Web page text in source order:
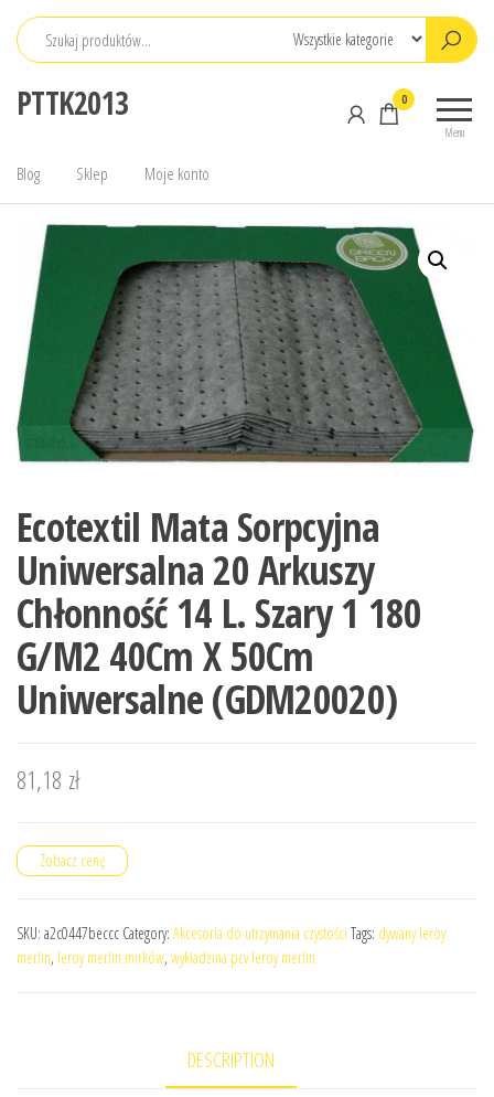
Przejdź
PTTK2013
Menu
0
Blog Sklep Moje konto
Ecotextil Mata Sorpcyjna
Uniwersalna 20 Arkuszy
Chłonność 14 L. Szary 1 180
G/M2 40Cm X 50Cm
Uniwersalne (GDM20020)
81,18 zł
Zobacz cenę
SKU: a2c0447beccc Category: Akcesoria do utrzymania czystości Tags: dywany leroy
merlin, leroy merlin mirków, wykładzina pcv leroy merlin
DESCRIPTION